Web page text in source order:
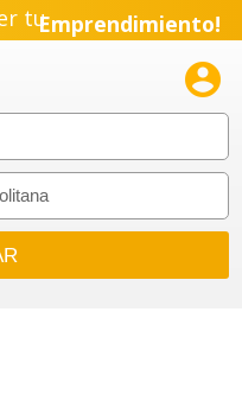
tuEmprendimiento!
